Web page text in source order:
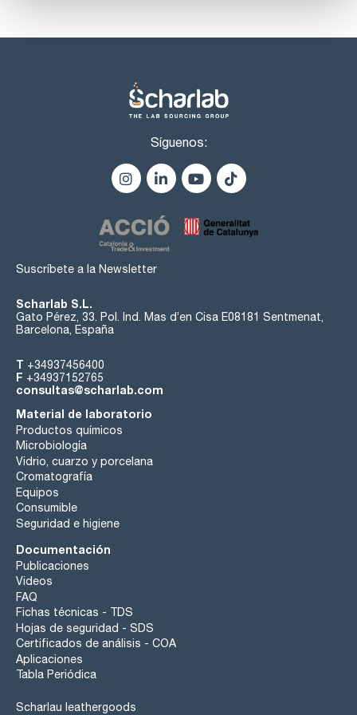
Síguenos:
Suscríbete a la Newsletter
Scharlab S.L.
Gato Pérez, 33. Pol. Ind. Mas d’en Cisa E08181 Sentmenat,
Barcelona, España
T +34937456400
F +34937152765
consultas@scharlab.com
Material de laboratorio
Productos químicos
Microbiología
Vidrio, cuarzo y porcelana
Cromatografía
Equipos
Consumible
Seguridad e higiene
Documentación
Publicaciones
Videos
FAQ
Fichas técnicas - TDS
Hojas de seguridad - SDS
Certificados de análisis - COA
Aplicaciones
Tabla Periódica
Scharlau leathergoods